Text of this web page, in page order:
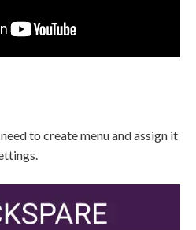
to create menu and assign it